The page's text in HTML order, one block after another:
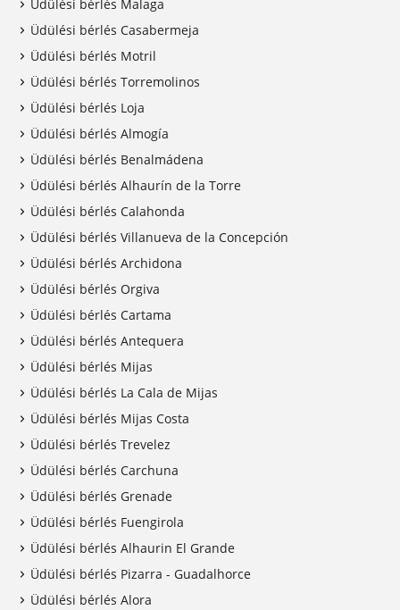
Üdülési bérlés Malaga
Üdülési bérlés Casabermeja
Üdülési bérlés Motril
Üdülési bérlés Torremolinos
Üdülési bérlés Loja
Üdülési bérlés Almogía
Üdülési bérlés Benalmádena
Üdülési bérlés Alhaurín de la Torre
Üdülési bérlés Calahonda
Üdülési bérlés Villanueva de la Concepción
Üdülési bérlés Archidona
Üdülési bérlés Orgiva
Üdülési bérlés Cartama
Üdülési bérlés Antequera
Üdülési bérlés Mijas
Üdülési bérlés La Cala de Mijas
Üdülési bérlés Mijas Costa
Üdülési bérlés Trevelez
Üdülési bérlés Carchuna
Üdülési bérlés Grenade
Üdülési bérlés Fuengirola
Üdülési bérlés Alhaurin El Grande
Üdülési bérlés Pizarra - Guadalhorce
Üdülési bérlés Alora